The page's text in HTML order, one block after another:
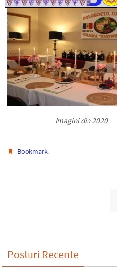
Imagini din 2020
Bookmark.
Posturi Recente